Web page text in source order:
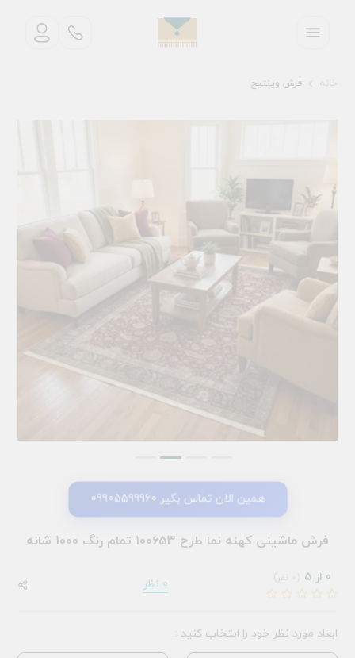
خانه فرش وینتیج
همین الان تماس بگیر 09905599960
فرش ماشینی کهنه نما طرح 100653 تمام رنگ 1000 شانه
0 از 5 0 نظر
ابعاد مورد نظر خود را انتخاب کنید :